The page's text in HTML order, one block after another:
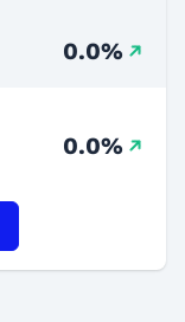
0.0%
0.0%